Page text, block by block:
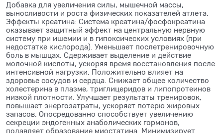
Добавка для увеличения силы, мышечной массы,
выносливости и роста физических показателей атлета.
Эффекты креатина: Система креатина/фосфокреатина
оказывает защитный эффект на центральную нервную
систему при ишемии и в гипоксических условиях (при
недостатке кислорода). Уменьшает послетренировочную
боль в мышцах. Сдерживает выделение и действие
молочной кислоты, ускоряя время восстановления после
интенсивной нагрузки. Положительно влияет на
здоровье сосудов и сердца. Снижает общее количество
холестерина в плазме, триглицеридов и липопротеинов
низкой плотности. Улучшает результаты тренировок,
повышает энергозатраты, ускоряет потерю жировых
запасов. Опосредованно способствует увеличению
секреции эндогенных анаболических гормонов,
подавляет образование миостатина. Минимизирует